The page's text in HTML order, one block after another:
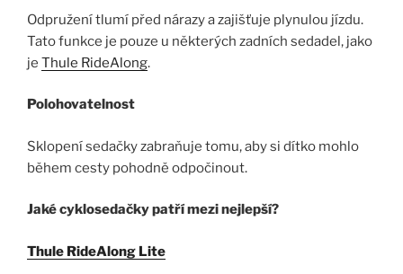
Odpružení tlumí před nárazy a zajišťuje plynulou jízdu.
Tato funkce je pouze u některých zadních sedadel, jako
je Thule RideAlong.
Polohovatelnost
Sklopení sedačky zabraňuje tomu, aby si dítko mohlo
během cesty pohodně odpočinout.
Jaké cyklosedačky patří mezi nejlepší?
Thule RideAlong Lite